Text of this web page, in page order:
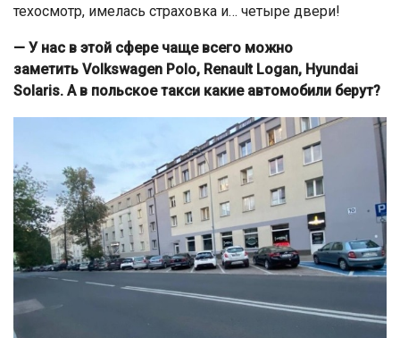
техосмотр, имелась страховка и… четыре двери!
— У нас в этой сфере чаще всего можно
заметить Volkswagen Polo, Renault Logan, Hyundai
Solaris. А в польское такси какие автомобили берут?